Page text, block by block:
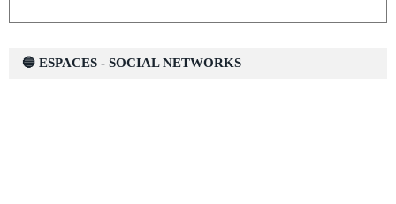
🔵 ESPACES - SOCIAL NETWORKS